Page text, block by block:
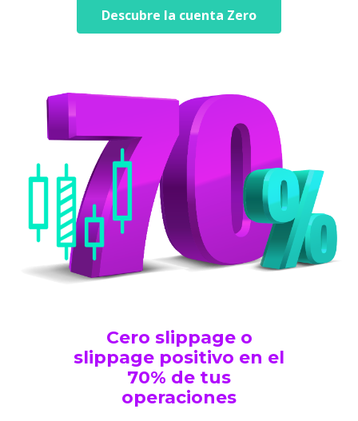
Descubre la cuenta Zero
Cero slippage o
slippage positivo en el
70% de tus
operaciones